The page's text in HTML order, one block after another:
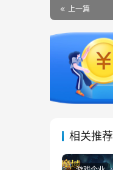
上一篇
相关推荐